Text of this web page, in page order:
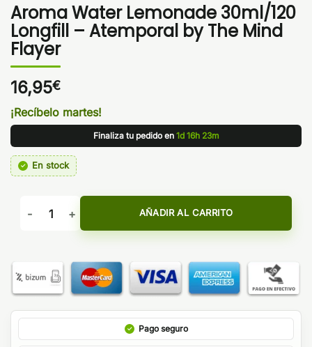
Aroma Water Lemonade 30ml/120
Longfill – Atemporal by The Mind
Flayer
16,95€
¡Recíbelo martes!
Finaliza tu pedido en 1d 16h 23m
En stock
Aroma Water Lemonade 30ml/120 Longfill - Atemporal by
AÑADIR AL CARRITO
Pago seguro